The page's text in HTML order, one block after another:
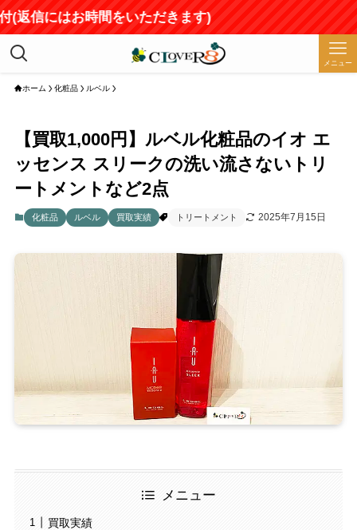
にはお時間をいただきます)
メニュー
ホーム 化粧品 ルベル
【買取1,000円】ルベル化粧品のイオ エ
ッセンス スリークの洗い流さないトリ
ートメントなど2点
化粧品 ルベル 買取実績 トリートメント 2025年7月15日
メニュー
買取実績